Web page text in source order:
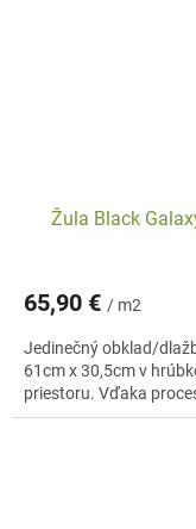
Žula Black
65,90 € / m2
Jedinečný obklad/
61cm x 30,5cm v
priestoru. Vďaka